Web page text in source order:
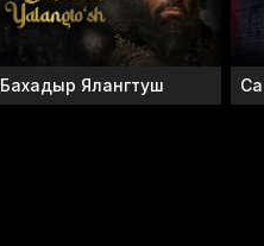
Бахадыр Ялангтуш